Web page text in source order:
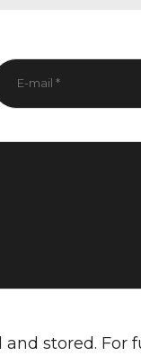
stored. For